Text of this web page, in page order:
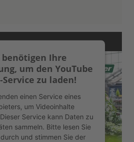
benötigen Ihre
um den YouTube
Service zu laden!
einen Service eines
um Videoinhalte
Service kann Daten zu
sammeln. Bitte lesen Sie
und stimmen Sie der